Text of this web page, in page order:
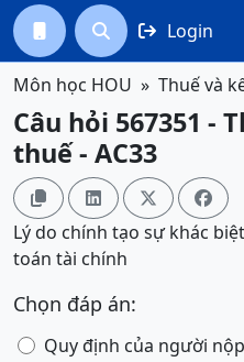
  Login
Môn học HOU Thuế và
Câu hỏi 567351 -
thuế - AC33
   
Lý do chính tạo sự khác
toán tài chính
Chọn đáp án:
Quy định của người